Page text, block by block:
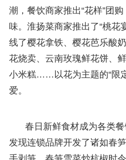
潮，餐饮商家推出“花样”团
味。淮扬菜商家推出了“桃花
线了樱花拿铁、樱花芭乐酸
花烧卖、云南玫瑰鲜花饼、
小米糕……以花为主题的“限
爱。
春日新鲜食材成为各类
发现连锁品牌开发了诸如春